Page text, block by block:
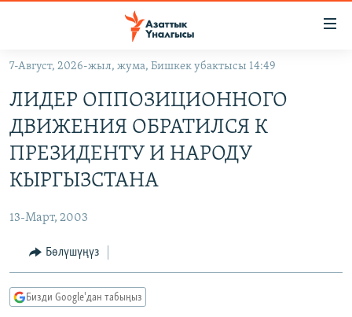
Навигацияга
өтүңүз
Издөөгө
салыңыз
КЫРГЫЗСТАН
МАДАНИЯТ
ДҮЙНӨ
УКРАИНА
ТВ ПРОГРАММАЛАР
БҮГҮН АЗАТТЫКТА
БИЗ ЖАНА ДҮЙНӨ
ПОДКАСТ
7-Август, 2026-жыл, жума, Бишкек убактысы 14:49
ЛИДЕР ОППОЗИЦИОННОГО
ДВИЖЕНИЯ ОБРАТИЛСЯ К
ПРЕЗИДЕНТУ И НАРОДУ
КЫРГЫЗСТАНА
13-Март, 2003
Бөлүшүңүз
Бизди Google'дан табыңыз